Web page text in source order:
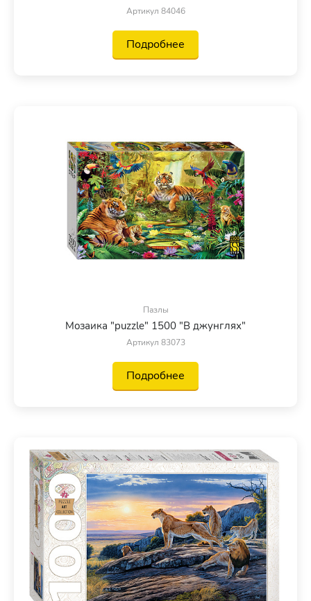
Артикул 84046
Подробнее
Пазлы
Мозаика "puzzle" 1500 "В джунглях"
Артикул 83073
Подробнее